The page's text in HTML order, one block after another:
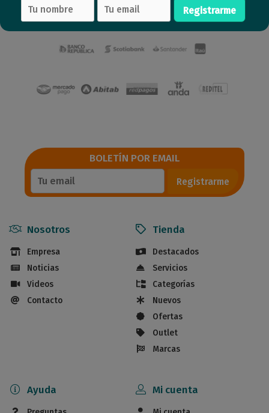
Registrarme
BOLETÍN POR EMAIL
Registrarme
Nosotros
Empresa
Noticias
Videos
Contacto
Tienda
Destacados
Servicios
Categorías
Nuevos
Ofertas
Outlet
Marcas
Ayuda Mi cuenta